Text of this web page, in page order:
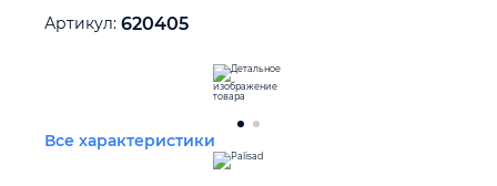
Слесарный инструмент
Столярный инструмент
Садовый инвентарь
Артикул: 620405
Все характеристики